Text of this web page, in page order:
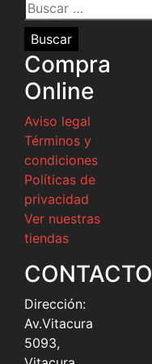
Buscar
por:
Compra
Online
Aviso legal
Términos y
condiciones
Políticas de
privacidad
Ver nuestras
tiendas
CONTACTO
Dirección:
Av.Vitacura
5093,